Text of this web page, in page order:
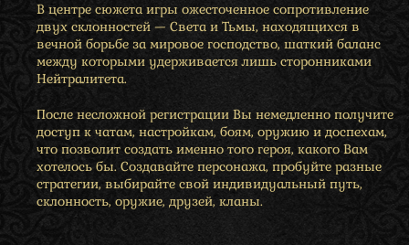
В центре сюжета игры ожесточенное сопротивление
двух склонностей — Света и Тьмы, находящихся в
вечной борьбе за мировое господство, шаткий баланс
между которыми удерживается лишь сторонниками
Нейтралитета.
После несложной регистрации Вы немедленно получите
доступ к чатам, настройкам, боям, оружию и доспехам,
что позволит создать именно того героя, какого Вам
хотелось бы. Создавайте персонажа, пробуйте разные
стратегии, выбирайте свой индивидуальный путь,
склонность, оружие, друзей, кланы.